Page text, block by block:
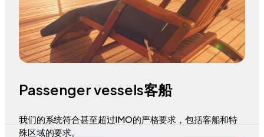
Passenger vessels客船
我们的系统符合甚至超过IMO的严格要求，包括客船和特
殊区域的要求。